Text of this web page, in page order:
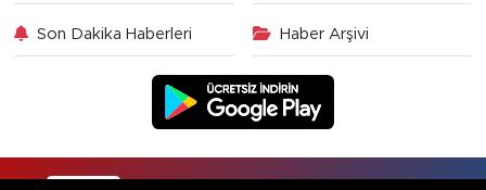
Son Dakika Haberleri Haber Arşivi